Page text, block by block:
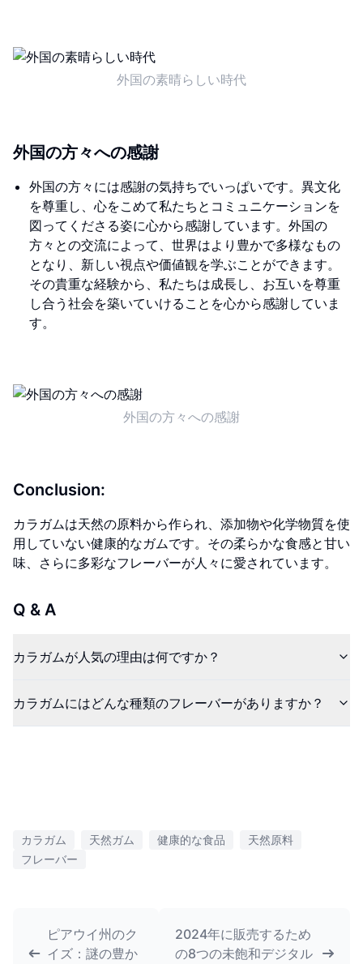
外国の素晴らしい時代
外国の方々への感謝
外国の方々には感謝の気持ちでいっぱいです。異文化
を尊重し、心をこめて私たちとコミュニケーションを
図ってくださる姿に心から感謝しています。外国の
方々との交流によって、世界はより豊かで多様なもの
となり、新しい視点や価値観を学ぶことができます。
その貴重な経験から、私たちは成長し、お互いを尊重
し合う社会を築いていけることを心から感謝していま
す。
外国の方々への感謝
Conclusion:
カラガムは天然の原料から作られ、添加物や化学物質を使
用していない健康的なガムです。その柔らかな食感と甘い
味、さらに多彩なフレーバーが人々に愛されています。
Q & A
カラガムが人気の理由は何ですか？
カラガムにはどんな種類のフレーバーがありますか？
カラガム 天然ガム 健康的な食品
天然原料
フレーバー
ピアウイ州のク
イズ：謎の豊か
2024年に販売するため
の8つの未飽和デジタル